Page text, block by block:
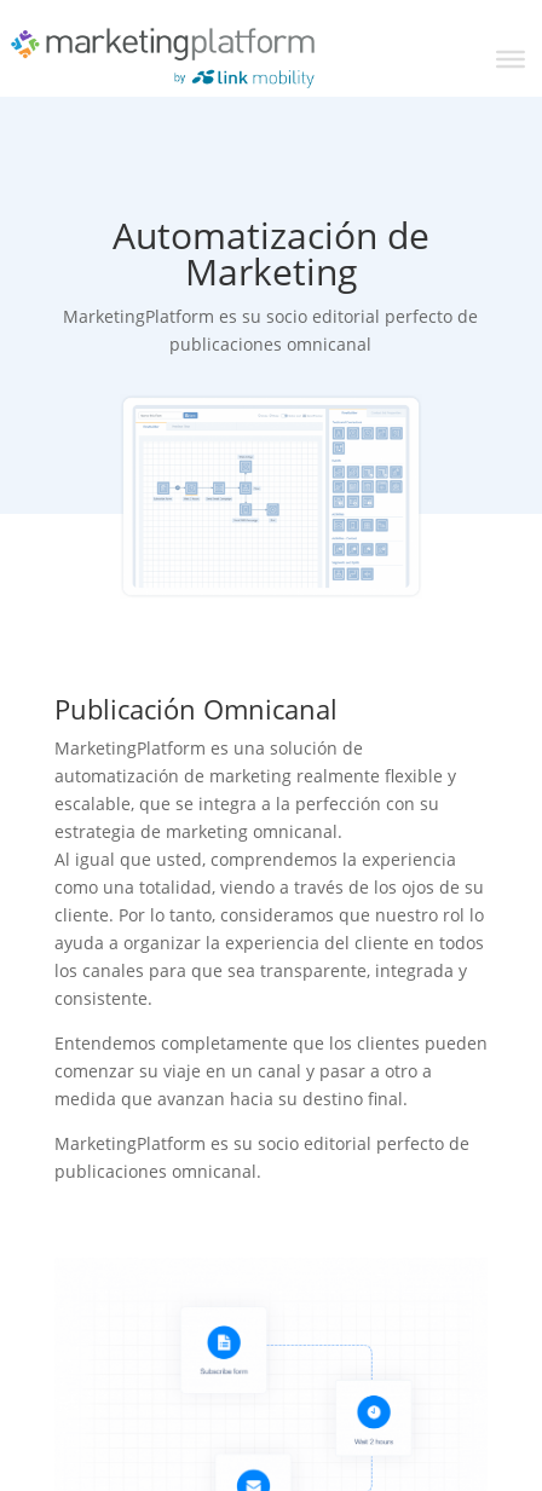
Automatización de
Marketing
MarketingPlatform es su socio editorial perfecto de
publicaciones omnicanal
Publicación Omnicanal
MarketingPlatform es una solución de
automatización de marketing realmente flexible y
escalable, que se integra a la perfección con su
estrategia de marketing omnicanal.
Al igual que usted, comprendemos la experiencia
como una totalidad, viendo a través de los ojos de su
cliente. Por lo tanto, consideramos que nuestro rol lo
ayuda a organizar la experiencia del cliente en todos
los canales para que sea transparente, integrada y
consistente.
Entendemos completamente que los clientes pueden
comenzar su viaje en un canal y pasar a otro a
medida que avanzan hacia su destino final.
MarketingPlatform es su socio editorial perfecto de
publicaciones omnicanal.